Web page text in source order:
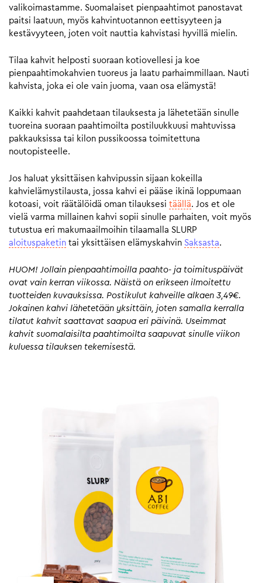
valikoimastamme. Suomalaiset pienpaahtimot panostavat
paitsi laatuun, myös kahvintuotannon eettisyyteen ja
kestävyyteen, joten voit nauttia kahvistasi hyvillä mielin.
Tilaa kahvit helposti suoraan kotiovellesi ja koe
pienpaahtimokahvien tuoreus ja laatu parhaimmillaan. Nauti
kahvista, joka ei ole vain juoma, vaan osa elämystä!
Kaikki kahvit paahdetaan tilauksesta ja lähetetään sinulle
tuoreina suoraan paahtimoilta postiluukkuusi mahtuvissa
pakkauksissa tai kilon pussikoossa toimitettuna
noutopisteelle.
Jos haluat yksittäisen kahvipussin sijaan kokeilla
kahvielämystilausta, jossa kahvi ei pääse ikinä loppumaan
kotoasi, voit räätälöidä oman tilauksesi täällä. Jos et ole
vielä varma millainen kahvi sopii sinulle parhaiten, voit myös
tutustua eri makumaailmoihin tilaamalla SLURP
aloituspaketin tai yksittäisen elämyskahvin Saksasta.
HUOM! Jollain pienpaahtimoilla paahto- ja toimituspäivät
ovat vain kerran viikossa. Näistä on erikseen ilmoitettu
tuotteiden kuvauksissa. Postikulut kahveille alkaen 3,49€.
Jokainen kahvi lähetetään yksittäin, joten samalla kerralla
tilatut kahvit saattavat saapua eri päivinä. Useimmat
kahvit suomalaisilta paahtimoilta saapuvat sinulle viikon
kuluessa tilauksen tekemisestä.